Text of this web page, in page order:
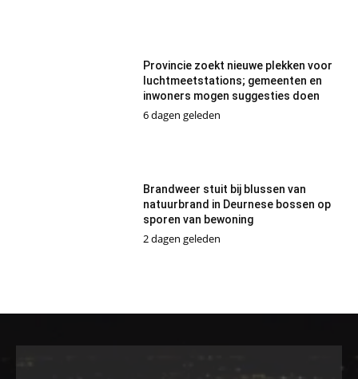
Provincie zoekt nieuwe plekken voor
luchtmeetstations; gemeenten en
inwoners mogen suggesties doen
6 dagen geleden
Brandweer stuit bij blussen van
natuurbrand in Deurnese bossen op
sporen van bewoning
2 dagen geleden